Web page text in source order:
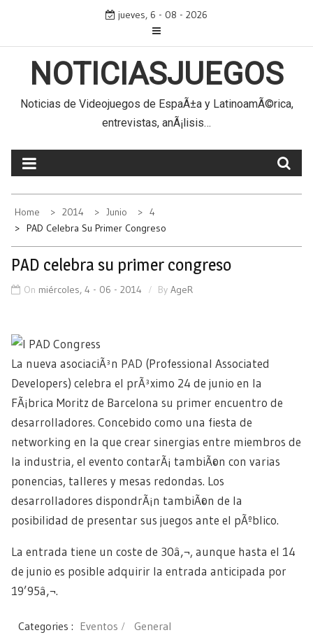
content
jueves, 6 - 08 - 2026
NOTICIASJUEGOS
Noticias de Videojuegos de EspaÃ±a y LatinoamÃ©rica,
entrevistas, anÃ¡lisis…
Home 2014 Junio
4
PAD Celebra Su Primer Congreso
PAD celebra su primer congreso
On miércoles, 4 - 06 - 2014 By AgeR
La nueva asociaciÃ³n PAD (Professional Associated
Developers) celebra el prÃ³ximo 24 de junio en la
FÃ¡brica Moritz de Barcelona su primer encuentro de
desarrolladores. Concebido como una fiesta de
networking en la que crear sinergias entre miembros de
la industria, el evento contarÃ¡ tambiÃ©n con varias
ponencias, talleres y mesas redondas. Los
desarrolladores dispondrÃ¡n tambiÃ©n de la
posibilidad de presentar sus juegos ante el pÃºblico.
La entrada tiene un coste de 30â‚¬, aunque hasta el 14
de junio es posible adquirir la entrada anticipada por
19’95â‚¬.
Categories : Eventos General